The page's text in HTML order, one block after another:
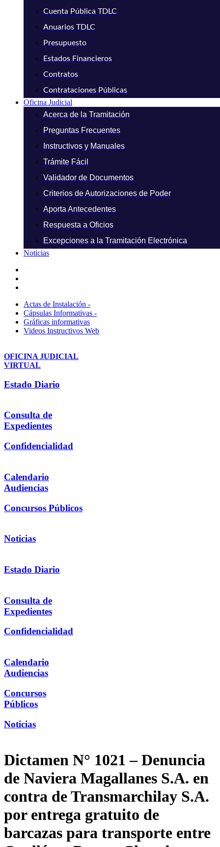
Cuenta Pública TDLC
Anuarios TDLC
Presupuesto
Estados Financieros
Contratos
Contrataciones Públicas
Oficina Judicial
Acerca de la Tramitación
Preguntas Frecuentes
Instructivos y Manuales
Trámite Fácil
Validador de Documentos
Criterios de Autorizaciones de Poder
Aporta Antecedentes
Respuesta a Oficios
Excepciones a la Tramitación Electrónica
Noticias
Actas de Instalación -
Cápsulas Informativas -
Gráficas informativas
Videos Instructivos Web
OFICINA JUDICIAL
VIRTUAL
Estado Diario
Consulta de
Expedientes
Confidencialidad
Calendario
Audiencias
Concursos Públicos
Noticias
Estado Diario
Consulta de
Expedientes
Confidencialidad
Calendario
Audiencias
Concursos
Públicos
Noticias
Dictamen N° 1021 – Denuncia
de Naviera Magallanes S.A. en
contra de Transmarchilay S.A.
por entrega gratuito de
barcazas para transporte entre